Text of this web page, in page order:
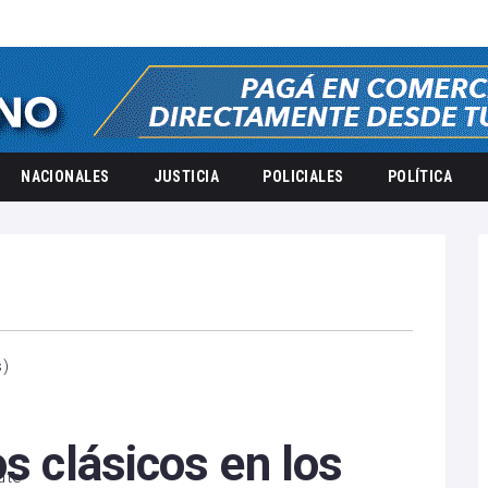
NACIONALES JUSTICIA POLICIALES POLÍTICA
)
clásicos en los